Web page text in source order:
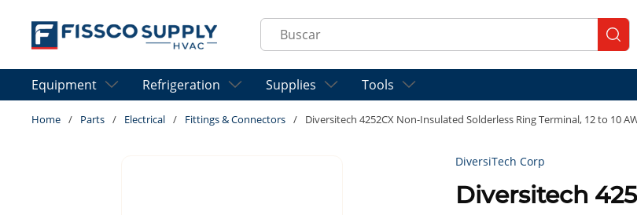
Skip to main content
Site Search
Equipment Refrigeration Supplies Tools
Home / Parts / Electrical / Fittings & Connectors / Diversitech 4252CX Non-Insulated Solderless Ring Terminal, 12 to 10
DiversiTech Corp
Diversitech